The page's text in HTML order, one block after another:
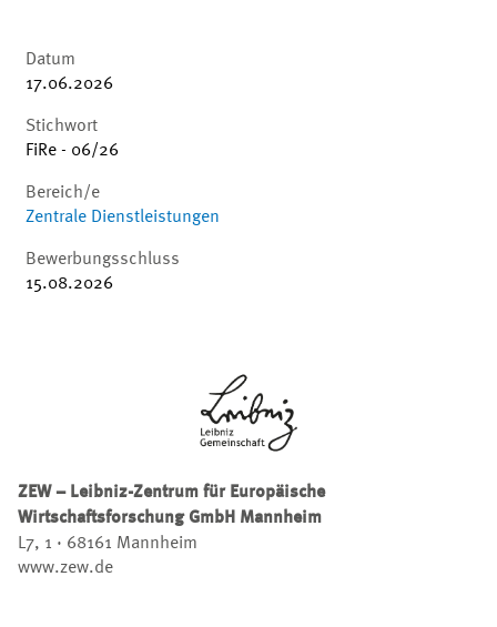
Datum
17.06.2026
Stichwort
FiRe - 06/26
Bereich/e
Zentrale Dienstleistungen
Bewerbungsschluss
15.08.2026
ZEW – Leibniz-Zentrum für Europäische
Wirtschaftsforschung GmbH Mannheim
L7, 1 · 68161 Mannheim
www.zew.de